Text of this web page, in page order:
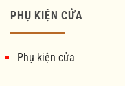
PHỤ KIỆN CỬA
Phụ kiện cửa